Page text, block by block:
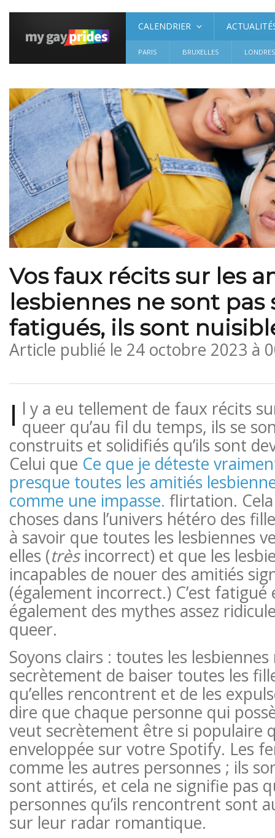
CALENDRIER
PARIS BRUXELLES LONDRES
Vos faux récits sur les
lesbiennes ne sont
fatigués, ils sont
Article publié le 24 octobre 2023 à
I l y a eu tellement de faux récits
queer qu’au fil du temps, ils se
construits et solidifiés qu’ils sont
Celui que Ce que je déteste
presque toutes les amitiés
comme une impasse. flirtation.
choses dans l’univers hétéro des
à savoir que toutes les lesbiennes
elles (trèsincorrect) et que les
incapables de nouer des amitiés
(également incorrect.) C’est
également des mythes assez
queer.
Soyons clairs : toutes les
secrètement de baiser toutes les
qu’elles rencontrent et de les
dire que chaque personne qui
veut secrètement être si populaire
enveloppée sur votre Spotify. Les
comme les autres personnes ; ils
sont attirés, et cela ne signifie pas
personnes qu’ils rencontrent sont
sur leur radar romantique.